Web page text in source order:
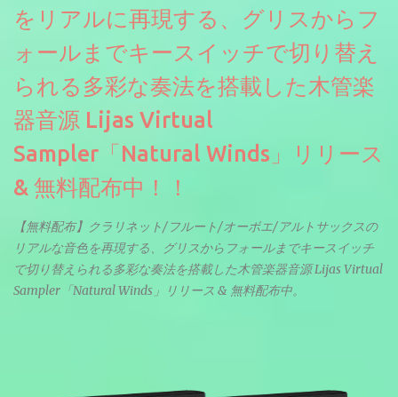
をリアルに再現する、グリスからフ
ォールまでキースイッチで切り替え
られる多彩な奏法を搭載した木管楽
器音源 Lijas Virtual
Sampler「Natural Winds」リリース
& 無料配布中！！
【無料配布】クラリネット/フルート/オーボエ/アルトサックスの
リアルな音色を再現する、グリスからフォールまでキースイッチ
で切り替えられる多彩な奏法を搭載した木管楽器音源 Lijas Virtual
Sampler「Natural Winds」リリース & 無料配布中。